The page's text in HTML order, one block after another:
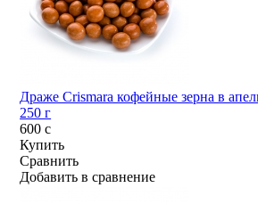
Драже Crismara кофейные зерна в
250 г
600c
Купить
Сравнить
Добавить в сравнение